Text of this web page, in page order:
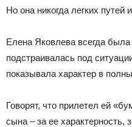
Но она никогда легких путей
Елена Яковлева всегда
подстраивалась под
показывала характер в
Говорят, что прилетел ей
сына – за ее характерность,